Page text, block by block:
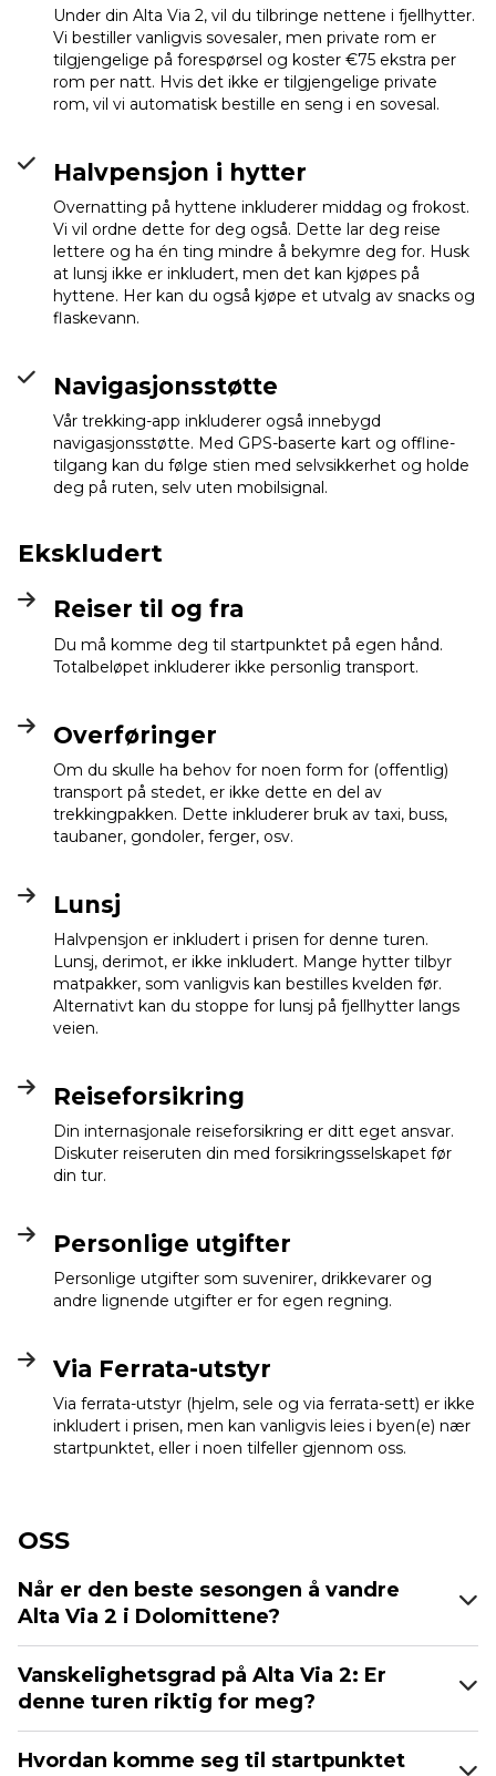
Under din Alta Via 2, vil du tilbringe nettene i fjellhytter.
Vi bestiller vanligvis sovesaler, men private rom er
tilgjengelige på forespørsel og koster €75 ekstra per
rom per natt. Hvis det ikke er tilgjengelige private
rom, vil vi automatisk bestille en seng i en sovesal.
Halvpensjon i hytter
Overnatting på hyttene inkluderer middag og frokost.
Vi vil ordne dette for deg også. Dette lar deg reise
lettere og ha én ting mindre å bekymre deg for. Husk
at lunsj ikke er inkludert, men det kan kjøpes på
hyttene. Her kan du også kjøpe et utvalg av snacks og
flaskevann.
Navigasjonsstøtte
Vår trekking-app inkluderer også innebygd
navigasjonsstøtte. Med GPS-baserte kart og offline-
tilgang kan du følge stien med selvsikkerhet og holde
deg på ruten, selv uten mobilsignal.
Ekskludert
Reiser til og fra
Du må komme deg til startpunktet på egen hånd.
Totalbeløpet inkluderer ikke personlig transport.
Overføringer
Om du skulle ha behov for noen form for (offentlig)
transport på stedet, er ikke dette en del av
trekkingpakken. Dette inkluderer bruk av taxi, buss,
taubaner, gondoler, ferger, osv.
Lunsj
Halvpensjon er inkludert i prisen for denne turen.
Lunsj, derimot, er ikke inkludert. Mange hytter tilbyr
matpakker, som vanligvis kan bestilles kvelden før.
Alternativt kan du stoppe for lunsj på fjellhytter langs
veien.
Reiseforsikring
Din internasjonale reiseforsikring er ditt eget ansvar.
Diskuter reiseruten din med forsikringsselskapet før
din tur.
Personlige utgifter
Personlige utgifter som suvenirer, drikkevarer og
andre lignende utgifter er for egen regning.
Via Ferrata-utstyr
Via ferrata-utstyr (hjelm, sele og via ferrata-sett) er ikke
inkludert i prisen, men kan vanligvis leies i byen(e) nær
startpunktet, eller i noen tilfeller gjennom oss.
OSS
Når er den beste sesongen å vandre
Alta Via 2 i Dolomittene?
Vanskelighetsgrad på Alta Via 2: Er
denne turen riktig for meg?
Hvordan komme seg til startpunktet